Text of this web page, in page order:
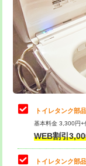
トイレタンク部
基本料金 3,300円
WEB割引
トイレタンク部